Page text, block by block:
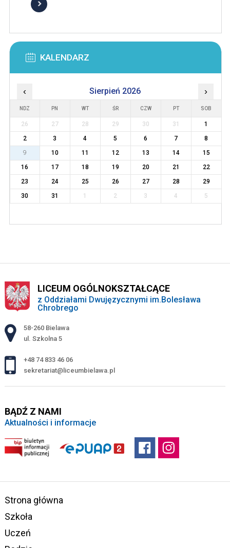
KALENDARZ
‹ Sierpień 2026 ›
NDZ PN WT ŚR CZW PT SOB
26 27 28 29 30 31
1
2
3 4 5 6 7
8
9
10 11 12 13 14
15
16
17 18 19 20 21
22
23
24 25 26 27 28
29
30
31 1 2 3 4 5
LICEUM OGÓLNOKSZTAŁCĄCE
z Oddziałami Dwujęzycznymi im.Bolesława
Chrobrego
Adres pocztowy:
58-260 Bielawa
ul. Szkolna 5
+48 74 833 46 06
sekretariat@liceumbielawa.pl
BĄDŹ Z NAMI
Aktualności i informacje
Strona główna
Szkoła
Uczeń